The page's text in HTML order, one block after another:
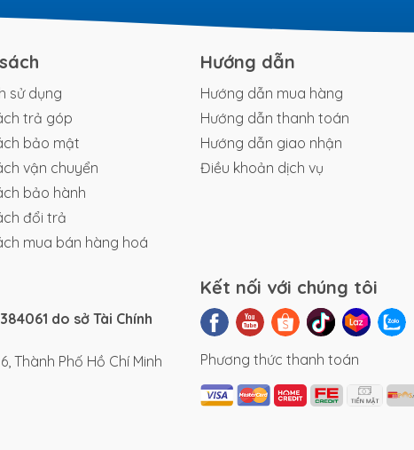
cho bạn chiếc xe đạp điện Newbeer V1 chất lượng cao nhất
chừ gì nữa, ghé Smile ngay bạn ơi!
sử dụng
trả góp
bảo mật
vận chuyển
bảo hành
đổi trả
mua bán hàng hoá
Hướng dẫn
Hướng dẫn mua hàng
Hướng dẫn thanh toán
Hướng dẫn giao nhận
Điều khoản dịch vụ
do sở Tài Chính
Thành Phố Hồ Chí Minh
Kết nối với chúng tôi
Phương thức thanh toán